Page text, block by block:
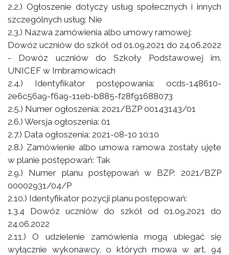
2.2.) Ogłoszenie dotyczy usług społecznych i innych
szczególnych usług: Nie
2.3.) Nazwa zamówienia albo umowy ramowej:
Dowóz uczniów do szkół od 01.09.2021 do 24.06.2022
- Dowóz uczniów do Szkoły Podstawowej im.
UNICEF w Imbramowicach
2.4.) Identyfikator postępowania: ocds-148610-
2e6c56a9-f6a9-11eb-b885-f28f91688073
2.5.) Numer ogłoszenia: 2021/BZP 00143143/01
2.6.) Wersja ogłoszenia: 01
2.7.) Data ogłoszenia: 2021-08-10 10:10
2.8.) Zamówienie albo umowa ramowa zostały ujęte
w planie postępowań: Tak
2.9.) Numer planu postępowań w BZP: 2021/BZP
00002931/04/P
2.10.) Identyfikator pozycji planu postępowań:
1.3.4 Dowóz uczniów do szkół od 01.09.2021 do
24.06.2022
2.11.) O udzielenie zamówienia mogą ubiegać się
wyłącznie wykonawcy, o których mowa w art. 94